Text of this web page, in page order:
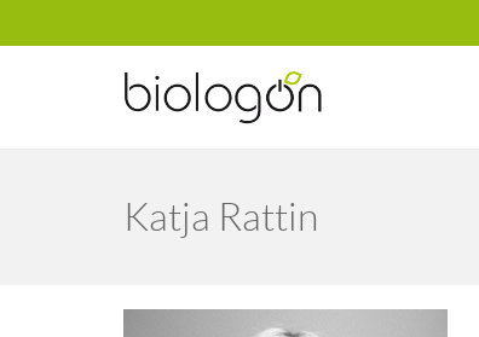
Katja Rattin